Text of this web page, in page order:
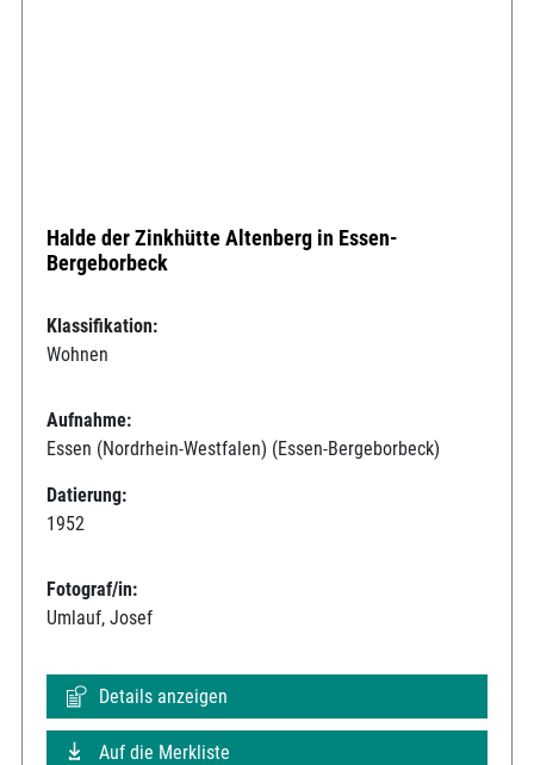
Halde der Zinkhütte Altenberg in Essen-
Bergeborbeck
Klassifikation:
Wohnen
Aufnahme:
Essen (Nordrhein-Westfalen) (Essen-Bergeborbeck)
Datierung:
1952
Fotograf/in:
Umlauf, Josef
Details anzeigen
Auf die Merkliste